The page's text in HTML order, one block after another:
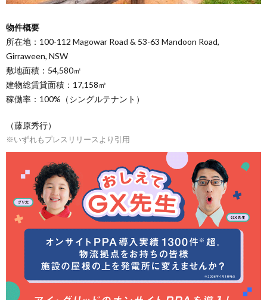
物件概要
所在地：100-112 Magowar Road & 53-63 Mandoon Road,
Girraween, NSW
敷地面積：54,580㎡
建物総賃貸面積：17,158㎡
稼働率：100%（シングルテナント）
（藤原秀行）
※いずれもプレスリリースより引用